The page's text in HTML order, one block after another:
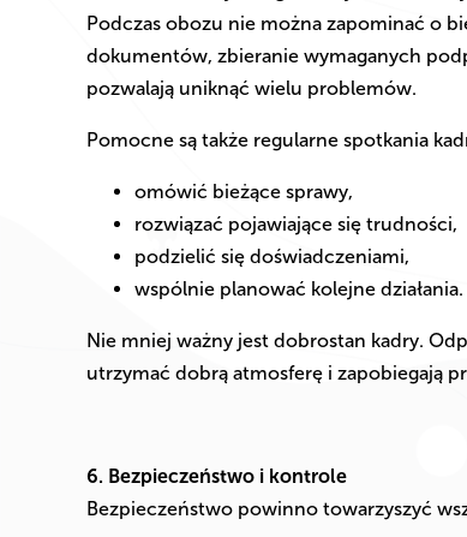
Podczas obozu nie można zapominać o
dokumentów, zbieranie wymaganych
pozwalają uniknąć wielu problemów.
Pomocne są także regularne spotkania
omówić bieżące sprawy,
rozwiązać pojawiające się trudności,
podzielić się doświadczeniami,
wspólnie planować kolejne działania.
Nie mniej ważny jest dobrostan kadry.
utrzymać dobrą atmosferę i zapobiegają
6. Bezpieczeństwo i kontrole
Bezpieczeństwo powinno towarzyszyć